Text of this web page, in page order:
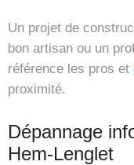
Un projet de
bon artisan ou un
référence les pros et
proximité.
Dépannage
Hem-Lenglet